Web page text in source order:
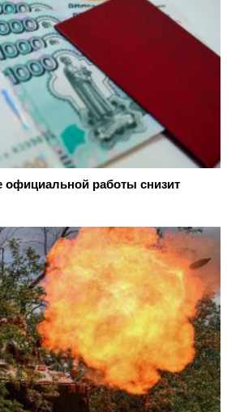
официальной работы снизит